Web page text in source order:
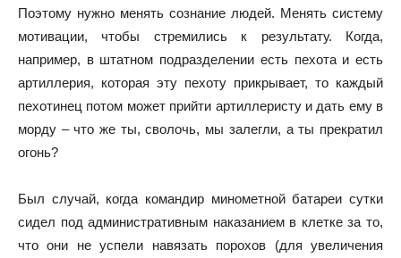
Поэтому нужно менять сознание людей. Менять систему
мотивации, чтобы стремились к результату. Когда,
например, в штатном подразделении есть пехота и есть
артиллерия, которая эту пехоту прикрывает, то каждый
пехотинец потом может прийти артиллеристу и дать ему в
морду – что же ты, сволочь, мы залегли, а ты прекратил
огонь?
Был случай, когда командир минометной батареи сутки
сидел под административным наказанием в клетке за то,
что они не успели навязать порохов (для увеличения